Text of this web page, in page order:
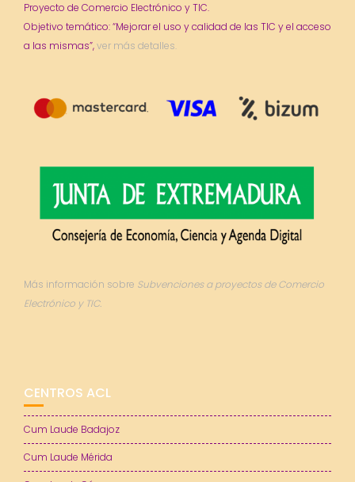
Proyecto de Comercio Electrónico y TIC.
Objetivo temático: “Mejorar el uso y calidad de las TIC y el acceso
a las mismas”,ver más detalles.
Más información sobre Subvenciones a proyectos de Comercio
Electrónico y TIC.
CENTROS ACL
Cum Laude Badajoz
Cum Laude Mérida